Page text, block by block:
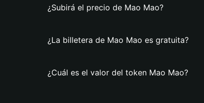
¿Subirá el precio de Mao Mao?
¿La billetera de Mao Mao es gratuita?
¿Cuál es el valor del token Mao Mao?